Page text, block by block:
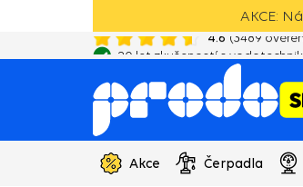
AKCE:
4.6 (3489
20 let zkušeností s
Akce Čerpadla